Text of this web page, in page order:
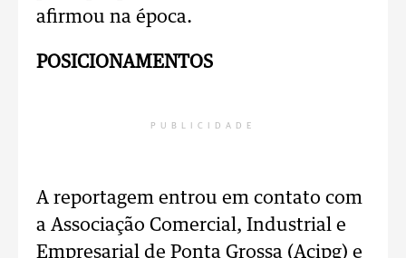
afirmou na época.
POSICIONAMENTOS
PUBLICIDADE
A reportagem entrou em contato com
a Associação Comercial, Industrial e
Empresarial de Ponta Grossa (Acipg) e